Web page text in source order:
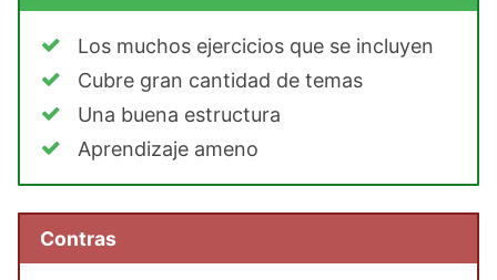
Los muchos ejercicios que se incluyen
Cubre gran cantidad de temas
Una buena estructura
Aprendizaje ameno
Contras